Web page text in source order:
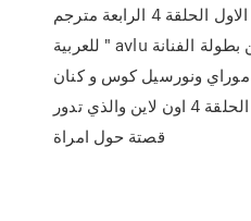
مسلسل الفناء الموسم الاول الحلقة 4 الرابعة مترجم
للعربية " avlu الموسم 1 الحلقة 4 " من بطولة الفنانة
موراي ونورسيل كوس و كنان
ايجي الفناء الموسم 1 الحلقة 4 اون لاين والذي تدور
قصتة حول امراة